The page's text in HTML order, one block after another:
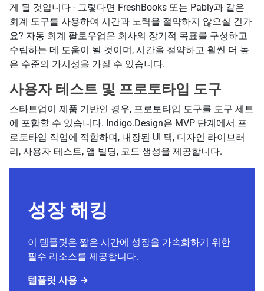
게 될 것입니다 - 그렇다면 FreshBooks 또는 Pably과 같은
회계 도구를 사용하여 시간과 노력을 절약하지 않으실 건가
요? 자동 회계 팔로우업은 회사의 장기적 목표를 구성하고
수립하는 데 도움이 될 것이며, 시간을 절약하고 훨씬 더 높
은 수준의 가시성을 가질 수 있습니다.
사용자 테스트 및 프로토타입 도구
스타트업이 제품 기반인 경우, 프로토타입 도구를 도구 세트
에 포함할 수 있습니다. Indigo.Design은 MVP 단계에서 프
로토타입 작업에 적합하며, 내장된 UI 팩, 디자인 라이브러
리, 사용자 테스트, 앱 빌딩, 코드 생성을 제공합니다.
성장 해킹
이 템플릿은 짧은 시간에 성장을 가속화하기 위한
필수 리소스를 제공합니다.
템플릿 사용 →